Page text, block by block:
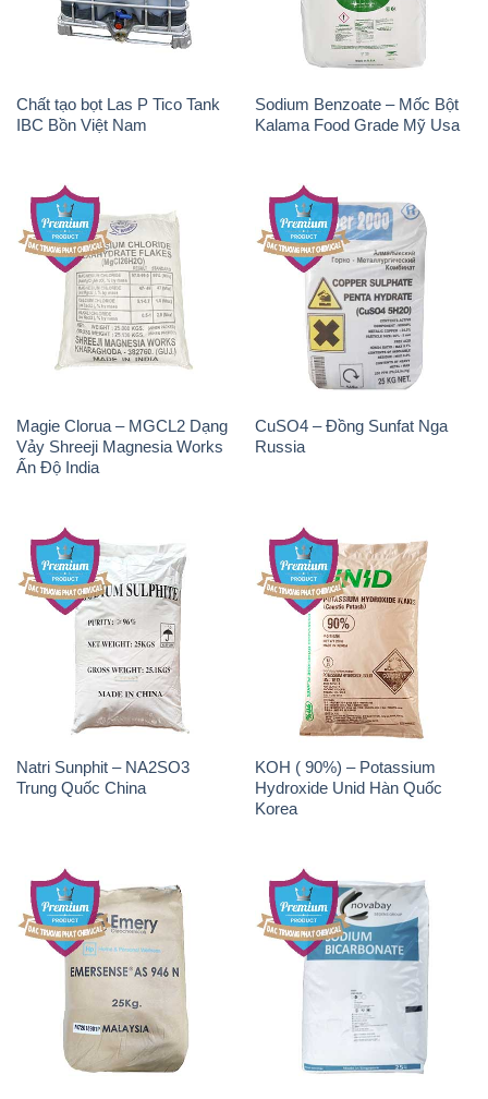
Chất tạo bọt Las P Tico Tank
IBC Bồn Việt Nam
Sodium Benzoate – Mốc Bột
Kalama Food Grade Mỹ Usa
Magie Clorua – MGCL2 Dạng
Vảy Shreeji Magnesia Works
Ấn Độ India
CuSO4 – Đồng Sunfat Nga
Russia
Natri Sunphit – NA2SO3
Trung Quốc China
KOH ( 90%) – Potassium
Hydroxide Unid Hàn Quốc
Korea